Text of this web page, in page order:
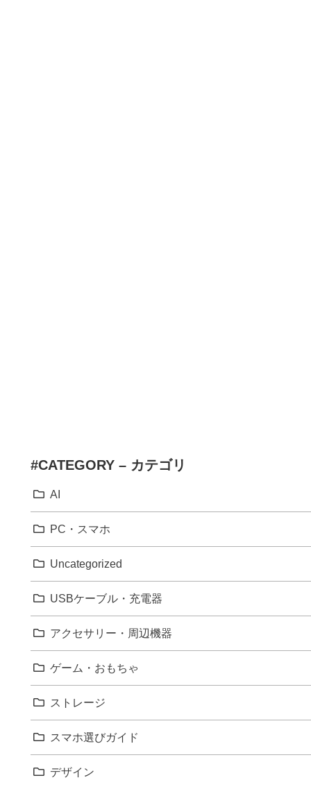
#CATEGORY – カテゴリ
AI
PC・スマホ
Uncategorized
USBケーブル・充電器
アクセサリー・周辺機器
ゲーム・おもちゃ
ストレージ
スマホ選びガイド
デザイン